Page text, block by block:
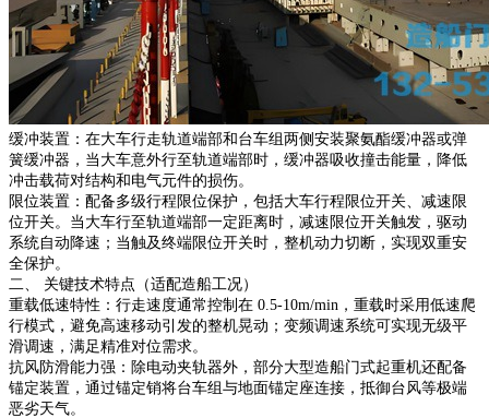
缓冲装置：在大车行走轨道端部和台车组两侧安装聚氨酯缓冲器或弹
簧缓冲器，当大车意外行至轨道端部时，缓冲器吸收撞击能量，降低
冲击载荷对结构和电气元件的损伤。
限位装置：配备多级行程限位保护，包括大车行程限位开关、减速限
位开关。当大车行至轨道端部一定距离时，减速限位开关触发，驱动
系统自动降速；当触及终端限位开关时，整机动力切断，实现双重安
全保护。
二、 关键技术特点（适配造船工况）
重载低速特性：行走速度通常控制在 0.5-10m/min，重载时采用低速爬
行模式，避免高速移动引发的整机晃动；变频调速系统可实现无级平
滑调速，满足精准对位需求。
抗风防滑能力强：除电动夹轨器外，部分大型造船门式起重机还配备
锚定装置，通过锚定销将台车组与地面锚定座连接，抵御台风等极端
恶劣天气。